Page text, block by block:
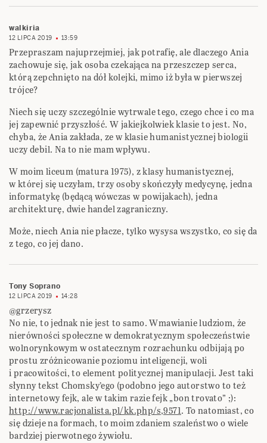
walkiria
12 LIPCA 2019 13:59
Przepraszam najuprzejmiej, jak potrafię, ale dlaczego Ania
zachowuje się, jak osoba czekająca na przeszczep serca,
którą zepchnięto na dół kolejki, mimo iż była w pierwszej
trójce?
Niech się uczy szczególnie wytrwale tego, czego chce i co ma
jej zapewnić przyszłość. W jakiejkolwiek klasie to jest. No,
chyba, że Ania zakłada, ze w klasie humanistycznej biologii
uczy debil. Na to nie mam wpływu.
W moim liceum (matura 1975), z klasy humanistycznej,
w której się uczyłam, trzy osoby skończyły medycynę, jedna
informatykę (będącą wówczas w powijakach), jedna
architekturę, dwie handel zagraniczny.
Może, niech Ania nie płacze, tylko wysysa wszystko, co się da
z tego, co jej dano.
Tony Soprano
12 LIPCA 2019 14:28
@grzerysz
No nie, to jednak nie jest to samo. Wmawianie ludziom, że
nierówności społeczne w demokratycznym społeczeństwie
wolnorynkowym w ostatecznym rozrachunku odbijają po
prostu zróżnicowanie poziomu inteligencji, woli
i pracowitości, to element politycznej manipulacji. Jest taki
słynny tekst Chomsky’ego (podobno jego autorstwo to też
internetowy fejk, ale w takim razie fejk „bon trovato” ;):
http://www.racjonalista.pl/kk.php/s,9571. To natomiast, co
się dzieje na formach, to moim zdaniem szaleństwo o wiele
bardziej pierwotnego żywiołu.